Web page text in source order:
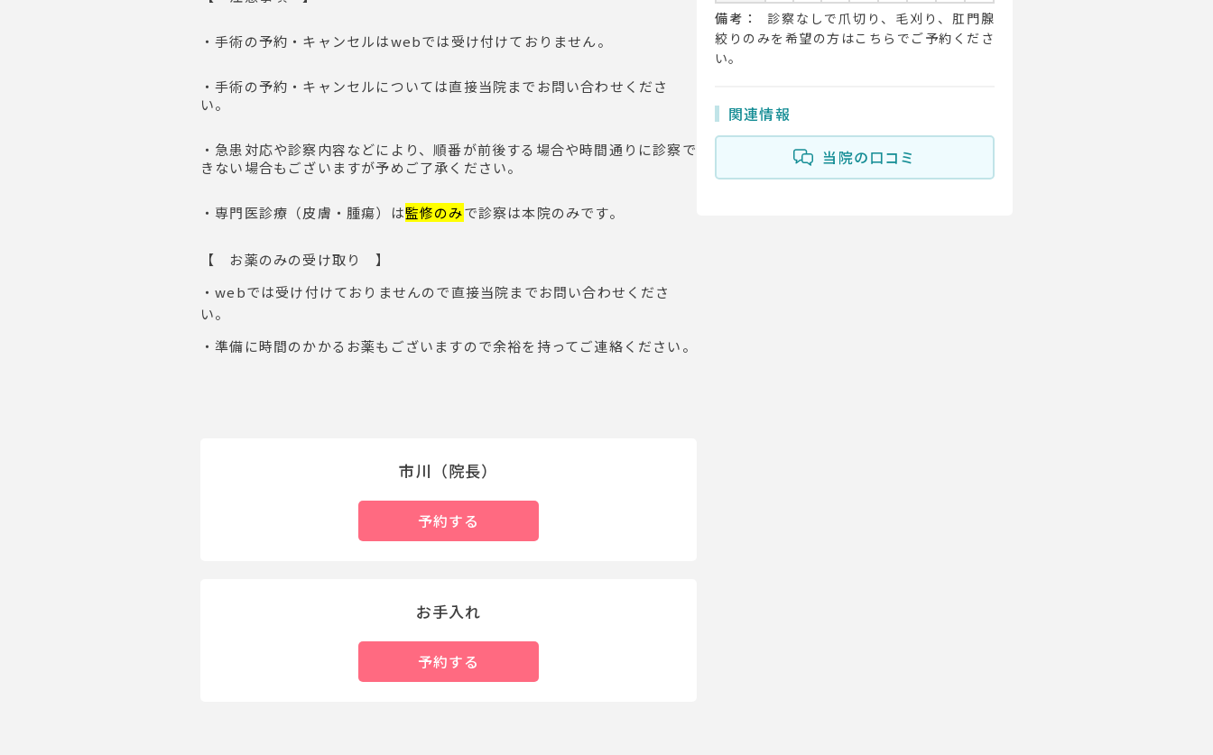
・手術の予約・キャンセルはwebでは受け付けておりません。
・手術の予約・キャンセルについては直接当院までお問い合わせくださ
い。
・急患対応や診察内容などにより、順番が前後する場合や時間通りに診察で
きない場合もございますが予めご了承ください。
・専門医診療（皮膚・腫瘍）は監修のみで診察は本院のみです。
【 お薬のみの受け取り 】
・webでは受け付けておりませんので直接当院までお問い合わせくださ
い。
・準備に時間のかかるお薬もございますので余裕を持ってご連絡ください。
市川（院長）
予約する
お手入れ
予約する
備考：
診察なしで爪切り、毛刈り、肛門腺
絞りのみを希望の方はこちらでご予約くださ
い。
関連情報
当院の口コミ